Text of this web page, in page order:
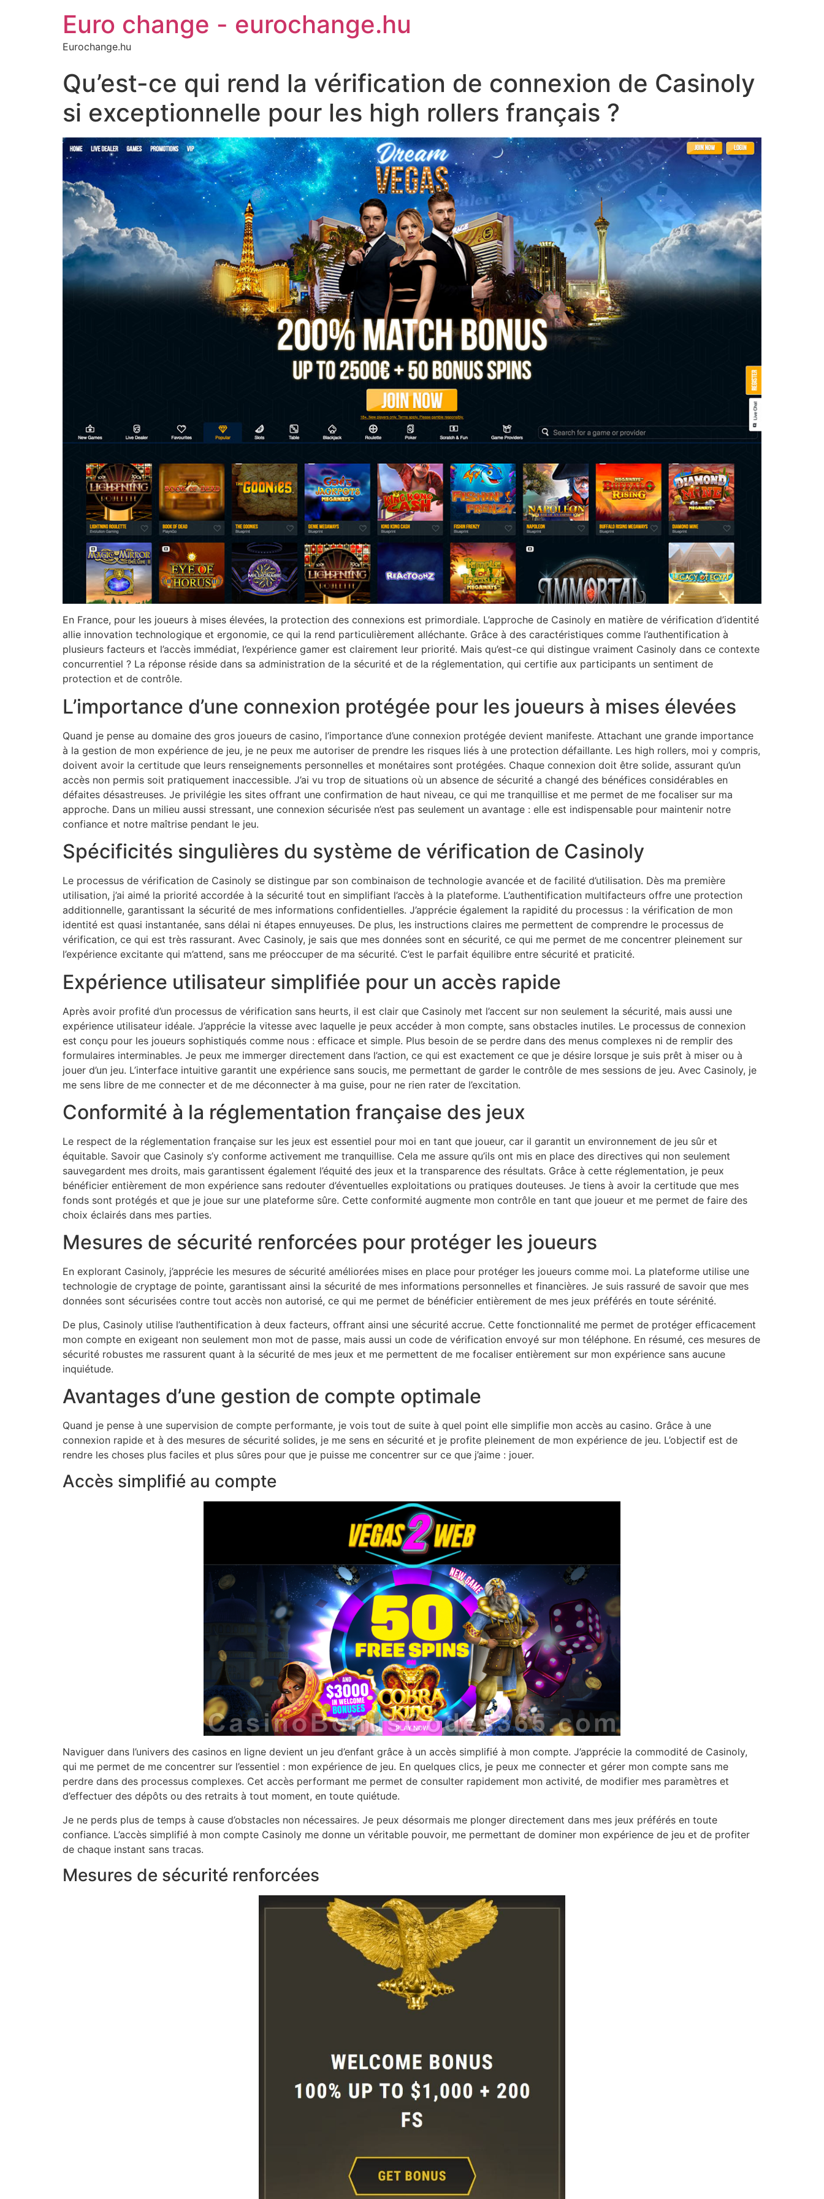
Euro change - eurochange.hu
Eurochange.hu
Qu’est-ce qui rend la vérification de connexion de Casinoly
si exceptionnelle pour les high rollers français ?
En France, pour les joueurs à mises élevées, la protection des connexions est primordiale. L’approche de Casinoly en matière de vérification d’identité
allie innovation technologique et ergonomie, ce qui la rend particulièrement alléchante. Grâce à des caractéristiques comme l’authentification à
plusieurs facteurs et l’accès immédiat, l’expérience gamer est clairement leur priorité. Mais qu’est-ce qui distingue vraiment Casinoly dans ce contexte
concurrentiel ? La réponse réside dans sa administration de la sécurité et de la réglementation, qui certifie aux participants un sentiment de
protection et de contrôle.
L’importance d’une connexion protégée pour les joueurs à mises élevées
Quand je pense au domaine des gros joueurs de casino, l’importance d’une connexion protégée devient manifeste. Attachant une grande importance
à la gestion de mon expérience de jeu, je ne peux me autoriser de prendre les risques liés à une protection défaillante. Les high rollers, moi y compris,
doivent avoir la certitude que leurs renseignements personnelles et monétaires sont protégées. Chaque connexion doit être solide, assurant qu’un
accès non permis soit pratiquement inaccessible. J’ai vu trop de situations où un absence de sécurité a changé des bénéfices considérables en
défaites désastreuses. Je privilégie les sites offrant une confirmation de haut niveau, ce qui me tranquillise et me permet de me focaliser sur ma
approche. Dans un milieu aussi stressant, une connexion sécurisée n’est pas seulement un avantage : elle est indispensable pour maintenir notre
confiance et notre maîtrise pendant le jeu.
Spécificités singulières du système de vérification de Casinoly
Le processus de vérification de Casinoly se distingue par son combinaison de technologie avancée et de facilité d’utilisation. Dès ma première
utilisation, j’ai aimé la priorité accordée à la sécurité tout en simplifiant l’accès à la plateforme. L’authentification multifacteurs offre une protection
additionnelle, garantissant la sécurité de mes informations confidentielles. J’apprécie également la rapidité du processus : la vérification de mon
identité est quasi instantanée, sans délai ni étapes ennuyeuses. De plus, les instructions claires me permettent de comprendre le processus de
vérification, ce qui est très rassurant. Avec Casinoly, je sais que mes données sont en sécurité, ce qui me permet de me concentrer pleinement sur
l’expérience excitante qui m’attend, sans me préoccuper de ma sécurité. C’est le parfait équilibre entre sécurité et praticité.
Expérience utilisateur simplifiée pour un accès rapide
Après avoir profité d’un processus de vérification sans heurts, il est clair que Casinoly met l’accent sur non seulement la sécurité, mais aussi une
expérience utilisateur idéale. J’apprécie la vitesse avec laquelle je peux accéder à mon compte, sans obstacles inutiles. Le processus de connexion
est conçu pour les joueurs sophistiqués comme nous : efficace et simple. Plus besoin de se perdre dans des menus complexes ni de remplir des
formulaires interminables. Je peux me immerger directement dans l’action, ce qui est exactement ce que je désire lorsque je suis prêt à miser ou à
jouer d’un jeu. L’interface intuitive garantit une expérience sans soucis, me permettant de garder le contrôle de mes sessions de jeu. Avec Casinoly, je
me sens libre de me connecter et de me déconnecter à ma guise, pour ne rien rater de l’excitation.
Conformité à la réglementation française des jeux
Le respect de la réglementation française sur les jeux est essentiel pour moi en tant que joueur, car il garantit un environnement de jeu sûr et
équitable. Savoir que Casinoly s’y conforme activement me tranquillise. Cela me assure qu’ils ont mis en place des directives qui non seulement
sauvegardent mes droits, mais garantissent également l’équité des jeux et la transparence des résultats. Grâce à cette réglementation, je peux
bénéficier entièrement de mon expérience sans redouter d’éventuelles exploitations ou pratiques douteuses. Je tiens à avoir la certitude que mes
fonds sont protégés et que je joue sur une plateforme sûre. Cette conformité augmente mon contrôle en tant que joueur et me permet de faire des
choix éclairés dans mes parties.
Mesures de sécurité renforcées pour protéger les joueurs
En explorant Casinoly, j’apprécie les mesures de sécurité améliorées mises en place pour protéger les joueurs comme moi. La plateforme utilise une
technologie de cryptage de pointe, garantissant ainsi la sécurité de mes informations personnelles et financières. Je suis rassuré de savoir que mes
données sont sécurisées contre tout accès non autorisé, ce qui me permet de bénéficier entièrement de mes jeux préférés en toute sérénité.
De plus, Casinoly utilise l’authentification à deux facteurs, offrant ainsi une sécurité accrue. Cette fonctionnalité me permet de protéger efficacement
mon compte en exigeant non seulement mon mot de passe, mais aussi un code de vérification envoyé sur mon téléphone. En résumé, ces mesures de
sécurité robustes me rassurent quant à la sécurité de mes jeux et me permettent de me focaliser entièrement sur mon expérience sans aucune
inquiétude.
Avantages d’une gestion de compte optimale
Quand je pense à une supervision de compte performante, je vois tout de suite à quel point elle simplifie mon accès au casino. Grâce à une
connexion rapide et à des mesures de sécurité solides, je me sens en sécurité et je profite pleinement de mon expérience de jeu. L’objectif est de
rendre les choses plus faciles et plus sûres pour que je puisse me concentrer sur ce que j’aime : jouer.
Accès simplifié au compte
Naviguer dans l’univers des casinos en ligne devient un jeu d’enfant grâce à un accès simplifié à mon compte. J’apprécie la commodité de Casinoly,
qui me permet de me concentrer sur l’essentiel : mon expérience de jeu. En quelques clics, je peux me connecter et gérer mon compte sans me
perdre dans des processus complexes. Cet accès performant me permet de consulter rapidement mon activité, de modifier mes paramètres et
d’effectuer des dépôts ou des retraits à tout moment, en toute quiétude.
Je ne perds plus de temps à cause d’obstacles non nécessaires. Je peux désormais me plonger directement dans mes jeux préférés en toute
confiance. L’accès simplifié à mon compte Casinoly me donne un véritable pouvoir, me permettant de dominer mon expérience de jeu et de profiter
de chaque instant sans tracas.
Mesures de sécurité renforcées